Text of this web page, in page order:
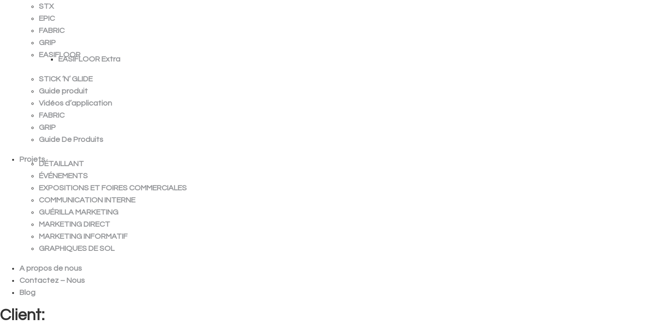
STX
EPIC
FABRIC
GRIP
EASIFLOOR
EASIFLOOR Extra
STICK ‘N’ GLIDE
Guide produit
Vidéos d’application
FABRIC
GRIP
Guide De Produits
Projets
DÉTAILLANT
ÉVÉNEMENTS
EXPOSITIONS ET FOIRES COMMERCIALES
COMMUNICATION INTERNE
GUÉRILLA MARKETING
MARKETING DIRECT
MARKETING INFORMATIF
GRAPHIQUES DE SOL
A propos de nous
Contactez – Nous
Blog
Client: